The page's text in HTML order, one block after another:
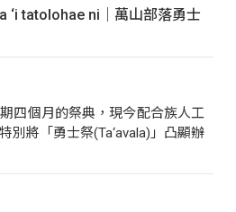
‘i tatolohae ni｜萬山部落勇士
四個月的祭典，現今配合族人工
別將「勇士祭(Ta‘avala)」凸顯辦